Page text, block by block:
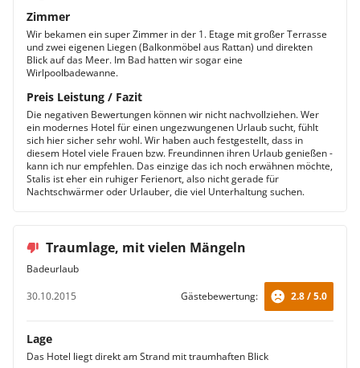
Zimmer
Wir bekamen ein super Zimmer in der 1. Etage mit großer Terrasse
und zwei eigenen Liegen (Balkonmöbel aus Rattan) und direkten
Blick auf das Meer. Im Bad hatten wir sogar eine
Wirlpoolbadewanne.
Preis Leistung / Fazit
Die negativen Bewertungen können wir nicht nachvollziehen. Wer
ein modernes Hotel für einen ungezwungenen Urlaub sucht, fühlt
sich hier sicher sehr wohl. Wir haben auch festgestellt, dass in
diesem Hotel viele Frauen bzw. Freundinnen ihren Urlaub genießen -
kann ich nur empfehlen. Das einzige das ich noch erwähnen möchte,
Stalis ist eher ein ruhiger Ferienort, also nicht gerade für
Nachtschwärmer oder Urlauber, die viel Unterhaltung suchen.
Traumlage, mit vielen Mängeln
Badeurlaub
30.10.2015
Gästebewertung: 2.8 / 5.0
Lage
Das Hotel liegt direkt am Strand mit traumhaften Blick